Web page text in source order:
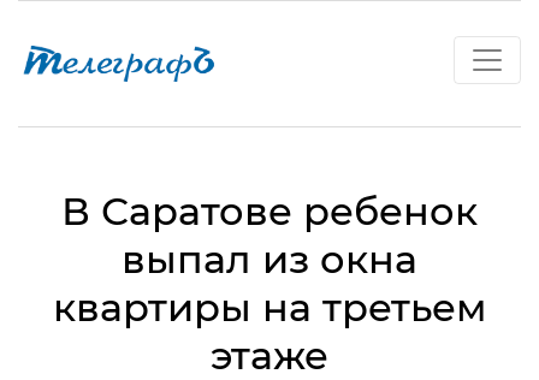
В Саратове ребенок
выпал из окна
квартиры на третьем
этаже